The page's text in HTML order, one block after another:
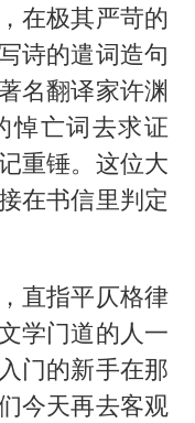
在极其严苛的
诗的遣词造句
名翻译家许渊
悼亡词去求证
重锤。这位大
在书信里判定
直指平仄格律
学门道的人一
门的新手在那
今天再去客观